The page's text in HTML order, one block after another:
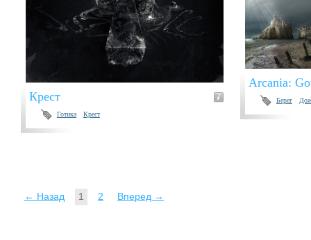
Крест
Готика Крест
Arcania:
Берег
← Назад 1 2 Вперед →